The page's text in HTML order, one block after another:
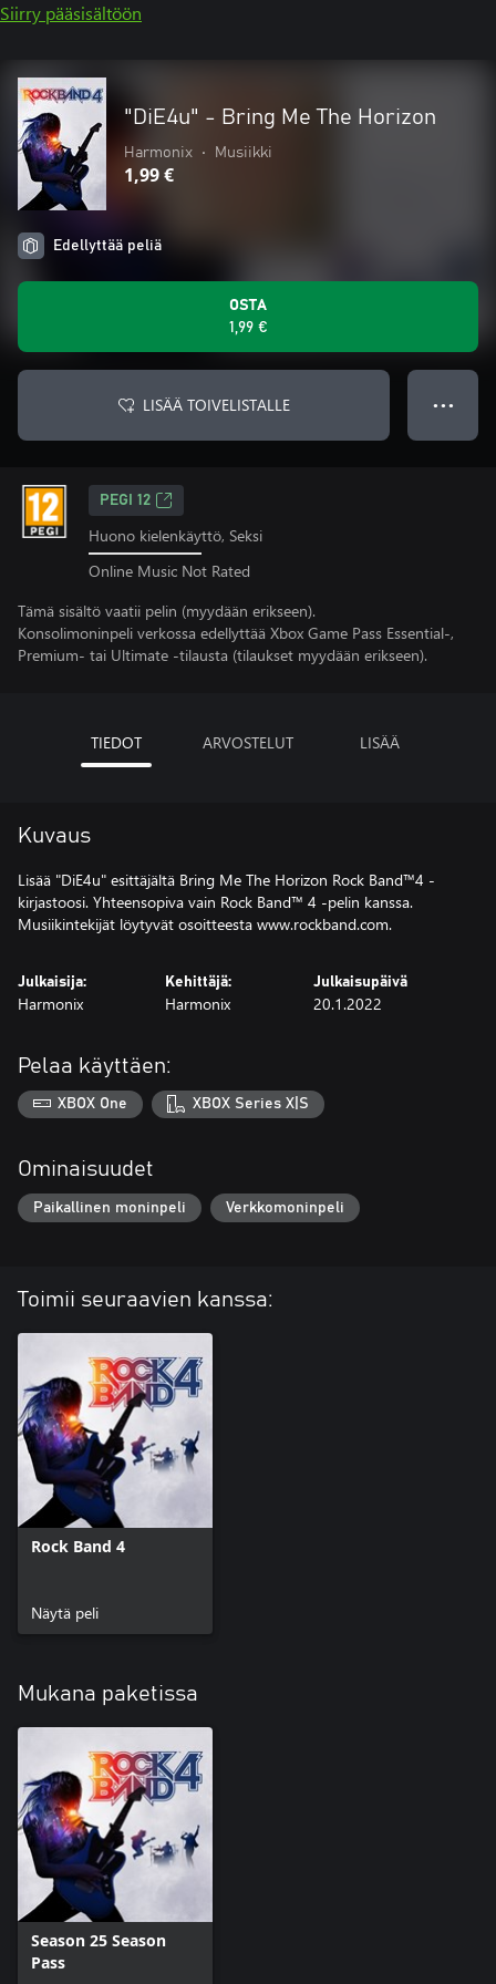
Siirry pääsisältöön
"DiE4u" - Bring Me The Horizon
Harmonix • Musiikki
1,99 €
Edellyttää peliä
OSTA
1,99 €
LISÄÄ TOIVELISTALLE ● ● ●
PEGI 12
Huono kielenkäyttö, Seksi
Online Music Not Rated
Tämä sisältö vaatii pelin (myydään erikseen).
Konsolimoninpeli verkossa edellyttää Xbox Game Pass Essential-,
Premium- tai Ultimate -tilausta (tilaukset myydään erikseen).
TIEDOT ARVOSTELUT LISÄÄ
Kuvaus
Lisää "DiE4u" esittäjältä Bring Me The Horizon Rock Band™4 -
kirjastoosi. Yhteensopiva vain Rock Band™ 4 -pelin kanssa.
Musiikintekijät löytyvät osoitteesta www.rockband.com.
Julkaisija:
Harmonix
Kehittäjä:
Harmonix
Julkaisupäivä
20.1.2022
Pelaa käyttäen:
XBOX One XBOX Series X|S
Ominaisuudet
Paikallinen moninpeli Verkkomoninpeli
Toimii seuraavien kanssa:
Rock Band 4
Näytä peli
Mukana paketissa
Season 25 Season
Pass